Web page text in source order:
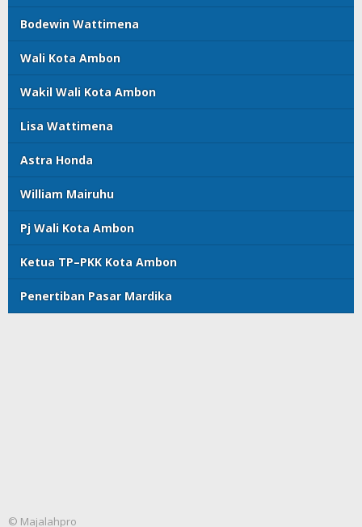
Bodewin Wattimena
Wali Kota Ambon
Wakil Wali Kota Ambon
Lisa Wattimena
Astra Honda
William Mairuhu
Pj Wali Kota Ambon
Ketua TP–PKK Kota Ambon
Penertiban Pasar Mardika
© Majalahpro